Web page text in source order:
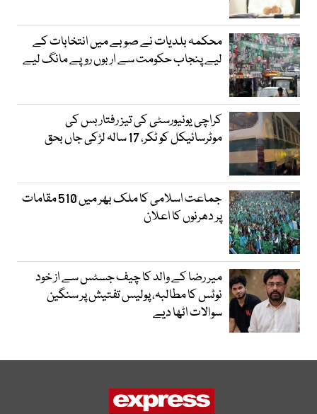
محکمہ بلدیات نے صوبے میں انتخابات کے
لیے پنجاب حکومت سے اربوں روپے مانگ لیے
کراچی یونیورسٹی کی تیز رفتار بس کی
موٹرسائیکل کو ٹکر، 17 سالہ لڑکی جاں بحق
جماعت اسلامی کا ملک بھر میں 510 مقامات
پر دھرنوں کا اعلان
میر رضا کے والد کا چیف جسٹس سے از خود
نوٹس کا مطالبہ، پولیس تفتیش پر سنگین
سوالات اٹھا دیے